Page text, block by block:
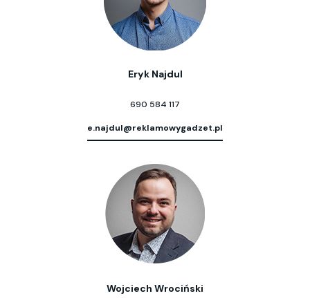
Eryk Najdul
690 584 117
e.najdul@reklamowygadzet.pl
Wojciech Wrociński